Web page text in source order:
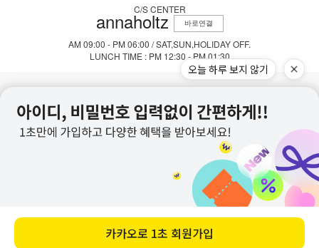
C/S CENTER
annaholtz 바로연결
AM 09:00 - PM 06:00 / SAT,SUN,HOLIDAY OFF.
LUNCH TIME : PM 12:30 - PM 01:30
상호명 : (주) 안나홀츠 주소 : 인천시 남동구 능허대로625번길 140-8
대표자 : 이승호 개인정보 관리책임자 : 이창훈
통신판매업신고번호 : 제 2016-인천 남동구-0826호
사업자등록번호 : 137-86-12137
이메일 : annaholtz.com@gmail.com
Copyright (c) 2017 안나홀츠. ALll Right Reserved.
DESIGN BY DESIGNWIB.
오늘 하루 보지 않기
카카오로 1초 회원가입